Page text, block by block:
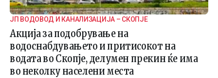
ЈП ВОДОВОД И КАНАЛИЗАЦИЈА – СКОПЈЕ
Акција за подобрување на
водоснабдувањето и притисокот на
водата во Скопје, делумен прекин ќе има
во неколку населени места